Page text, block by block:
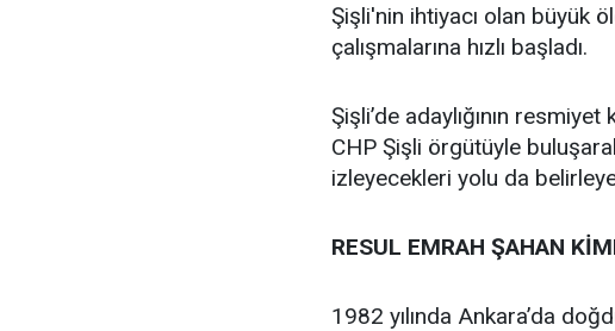
Şişli'nin ihtiyacı olan büyük
çalışmalarına hızlı başladı.
Şişli’de adaylığının resmiyet
CHP Şişli örgütüyle
izleyecekleri yolu da
RESUL EMRAH ŞAHAN
1982 yılında Ankara’da